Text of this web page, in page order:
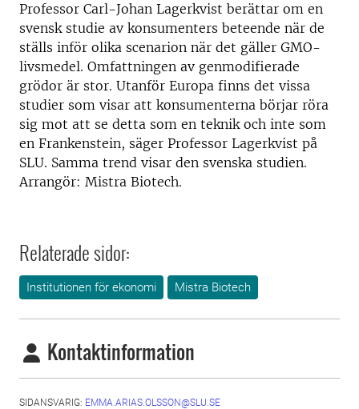
Professor Carl-Johan Lagerkvist berättar om en
svensk studie av konsumenters beteende när de
ställs inför olika scenarion när det gäller GMO-
livsmedel. Omfattningen av genmodifierade
grödor är stor. Utanför Europa finns det vissa
studier som visar att konsumenterna börjar röra
sig mot att se detta som en teknik och inte som
en Frankenstein, säger Professor Lagerkvist på
SLU. Samma trend visar den svenska studien.
Arrangör: Mistra Biotech.
Relaterade sidor:
Institutionen för ekonomi Mistra Biotech
Kontaktinformation
SIDANSVARIG: EMMA.ARIAS.OLSSON@SLU.SE